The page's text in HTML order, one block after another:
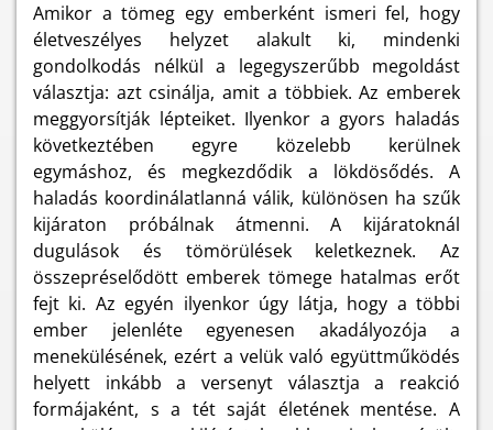
Amikor a tömeg egy emberként ismeri fel, hogy
életveszélyes helyzet alakult ki, mindenki
gondolkodás nélkül a legegyszerűbb megoldást
választja: azt csinálja, amit a többiek. Az emberek
meggyorsítják lépteiket. Ilyenkor a gyors haladás
következtében egyre közelebb kerülnek
egymáshoz, és megkezdődik a lökdösődés. A
haladás koordinálatlanná válik, különösen ha szűk
kijáraton próbálnak átmenni. A kijáratoknál
dugulások és tömörülések keletkeznek. Az
összepréselődött emberek tömege hatalmas erőt
fejt ki. Az egyén ilyenkor úgy látja, hogy a többi
ember jelenléte egyenesen akadályozója a
menekülésének, ezért a velük való együttműködés
helyett inkább a versenyt választja a reakció
formájaként, s a tét saját életének mentése. A